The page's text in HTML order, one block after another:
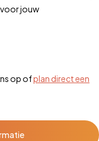
jouw
op ofplan direct een